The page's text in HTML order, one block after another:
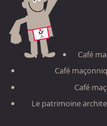
Café
Café
Café
Le patrimoine